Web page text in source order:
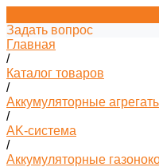
Задать вопрос
Главная
/
Каталог товаров
/
Аккумуляторные
/
AK-система
/
Аккумуляторные